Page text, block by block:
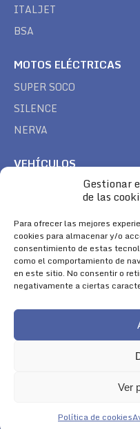
Gestionar
de las
Para ofrecer las mejores
cookies para almacenar y/o
consentimiento de estas
como el comportamiento de
en este sitio. No consentir o
negativamente a ciertas
Ver
Política de cookies
ITALJET
BSA
MOTOS ELÉCTRICAS
SUPER SOCO
SILENCE
NERVA
VEHÍCULOS
TREK
SÍGUENOS
Encuéntranos en:
Facebook
page
YouTube
page
Instagram
page